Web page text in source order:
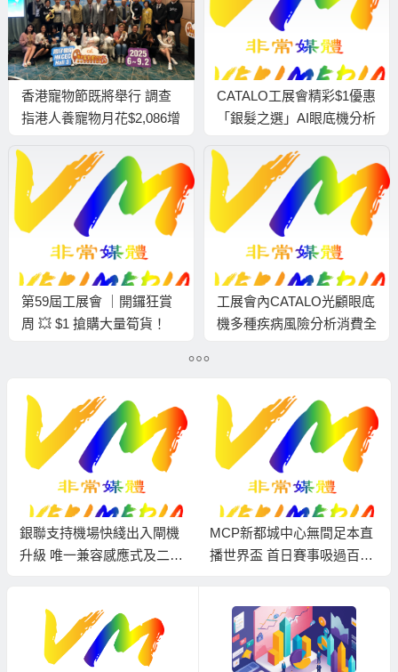
香港寵物節既將舉行 調查
指港人養寵物月花$2,086增
CATALO工展會精彩$1優惠
「銀髮之選」AI眼底機分析
第59屆工展會 ｜開鑼狂賞
周 💥 $1 搶購大量筍貨！
工展會內CATALO光顧眼底
機多種疾病風險分析消費全
銀聯支持機場快綫出入閘機
升級 唯一兼容感應式及二維
MCP新都城中心無間足本直
播世界盃 首日賽事吸過百球